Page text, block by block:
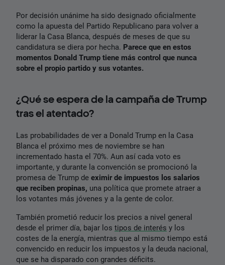
Por decisión unánime ha sido designado oficialmente
como la apuesta del Partido Republicano para volver a
liderar la Casa Blanca, después de meses de que su
candidatura se diera por hecha. Parece que en estos
momentos Donald Trump tiene más control que nunca
sobre el propio partido y sus votantes.
¿Qué se espera de la campaña de Trump
tras el atentado?
Las probabilidades de ver a Donald Trump en la Casa
Blanca el próximo mes de noviembre se han
incrementado hasta el 70%. Aun así cada voto es
importante, y durante la convención se promocionó la
promesa de Trump de eximir de impuestos los salarios
que reciben propinas, una política que promete atraer a
los votantes más jóvenes y a la gente de color.
También prometió reducir los precios a nivel general
desde el primer día, bajar los tipos de interés y los
costes de la energía, mientras que al mismo tiempo está
convencido en reducir los impuestos y la deuda nacional,
que se ha disparado con grandes déficits.